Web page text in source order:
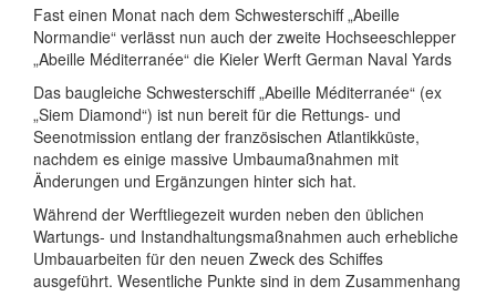
Fast einen Monat nach dem Schwesterschiff „Abeille
Normandie“ verlässt nun auch der zweite Hochseeschlepper
„Abeille Méditerranée“ die Kieler Werft German Naval Yards
Das baugleiche Schwesterschiff „Abeille Méditerranée“ (ex
„Siem Diamond“) ist nun bereit für die Rettungs- und
Seenotmission entlang der französischen Atlantikküste,
nachdem es einige massive Umbaumaßnahmen mit
Änderungen und Ergänzungen hinter sich hat.
Während der Werftliegezeit wurden neben den üblichen
Wartungs- und Instandhaltungsmaßnahmen auch erhebliche
Umbauarbeiten für den neuen Zweck des Schiffes
ausgeführt. Wesentliche Punkte sind in dem Zusammenhang